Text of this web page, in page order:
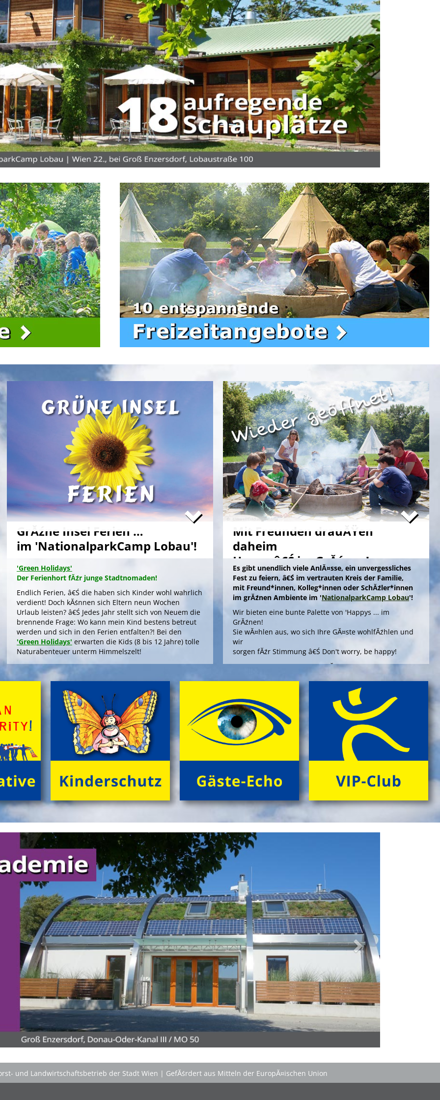
GrĂźne Insel Ferien …
im 'NationalparkCamp Lobau'!
'Green Holidays'
Der Ferienhort fĂźr junge Stadtnomaden!
Endlich Ferien, â€Ś die haben sich Kinder wohl wahrlich
verdient! Doch kĂśnnen sich Eltern neun Wochen
Urlaub leisten? â€Ś Jedes Jahr stellt sich von Neuem die
brennende Frage: Wo kann mein Kind bestens betreut
werden und sich in den Ferien entfalten?! Bei den
'Green Holidays' erwarten die Kids (8 bis 12 Jahre) tolle
Naturabenteuer unterm Himmelszelt!
>'Green Holidays'
'GrĂźne Insel Camp'
Die Zeltferien zum Austoben & Auftanken!
Das klassische
'GrĂźne Insel Camp'sind fĂźnf
kurzweilige, sinnliche Outdoor-Ferientage fĂźr
neugierige Kids (8 bis 12 Jahre) in der trauten
Gemeinschaft von Freund*innen beim Zelten im
grĂźnen Ambiente! Gemeinsam NaturhĂźtten gestalten,
'KletterInsel', â€Ś abends im Kreis dem Knistern des
>'GrĂźne Insel Camp'
'English Adventure Camp'
Enjoy English in exciting camp-life!
Beim tollen Ferienabenteuer 'English Adventure Camp'
plaudern die Kids (10 bis 14 Jahre) im Camp von frĂźh
bis spĂ¤t spielerisch locker 'in English'. Wir 'chatten'
ohne Angst und Computer real drauf los, â€Ś tagsĂźber
bei spannenden Naturabenteuern, beim gemeinsamen
FloĂŸbau und Gestalten von 'nature huts' ebenso wie
abends 'at the campfire'.
>'English Adventure Camp'
'Schlafnester CampLodges'
Kids nĂ¤chtigen auf der 'Augenweide'!
Gemeinsam mit Freund*innen im kuscheligen
'Schlafnest'nĂ¤chtigen, NaturhĂźtten im Wald
gestalten, kreativ ein FloĂŸ bauen, im NaturgewĂ¤sser
baden, klettern, tĂźmpeln, mikroskopieren â€Ś dem
Knistern am Lagerfeuer lauschen, abends die Au
erkunden und viele weitere Abenteuer erleben!
PĂ¤dagog*innen wissen zu begeistern. Sie sorgen rund
um die Uhr um das Wohl der Kinder, fĂźr Bewegung
und Freude im Camp-Alltag, â€Ś ebenso fĂźr die
Mit Freunden drauĂŸen
daheim
Happy â€Ś im GrĂźnen!
Es gibt unendlich viele AnlĂ¤sse, ein unvergessliches
Fest zu feiern, â€Ś im vertrauten Kreis der Familie,
mit Freund*innen, Kolleg*innen oder SchĂźler*innen
im grĂźnen Ambiente im 'NationalparkCamp Lobau'!
Wir bieten eine bunte Palette von 'Happys ... im
GrĂźnen!
Sie wĂ¤hlen aus, wo sich Ihre GĂ¤ste wohlfĂźhlen und
wir
sorgen fĂźr Stimmung â€Ś Don't worry, be happy!
Die Angebote 'Happy ... im GrĂźnen' bieten outdoors, im
gepflegten Ambiente einer Umweltstation, ein
spannendes Aktivprogramm, das Sinn und Freude
stiftet fĂźr offizielle AnlĂ¤sse wie Abschiedsfeiern oder
fĂźr Jubilare und Geburtstagskinder in jedem Alter!
> Information & Anmeldung'
> Folder ansehen'
und Landwirtschaftsbetrieb der Stadt Wien | GefĂśrdert aus Mitteln der EuropĂ¤ischen Union